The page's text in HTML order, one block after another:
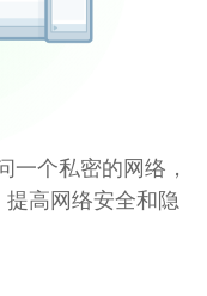
一个私密的网络，
高网络安全和隐